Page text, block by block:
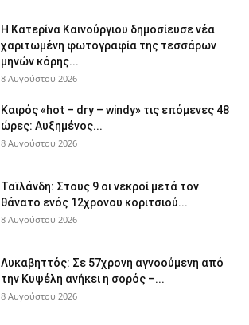
Η Κατερίνα Καινούργιου δημοσίευσε νέα
χαριτωμένη φωτογραφία της τεσσάρων
μηνών κόρης...
8 Αυγούστου 2026
Καιρός «hot – dry – windy» τις επόμενες 48
ώρες: Αυξημένος...
8 Αυγούστου 2026
Ταϊλάνδη: Στους 9 οι νεκροί μετά τον
θάνατο ενός 12χρονου κοριτσιού...
8 Αυγούστου 2026
Λυκαβηττός: Σε 57χρονη αγνοούμενη από
την Κυψέλη ανήκει η σορός –...
8 Αυγούστου 2026